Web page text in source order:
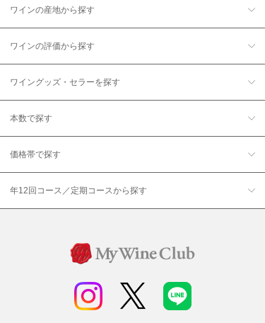
ワインの産地から探す
ワインの評価から探す
ワイングッズ・セラーを探す
本数で探す
価格帯で探す
年12回コース／定期コースから探す